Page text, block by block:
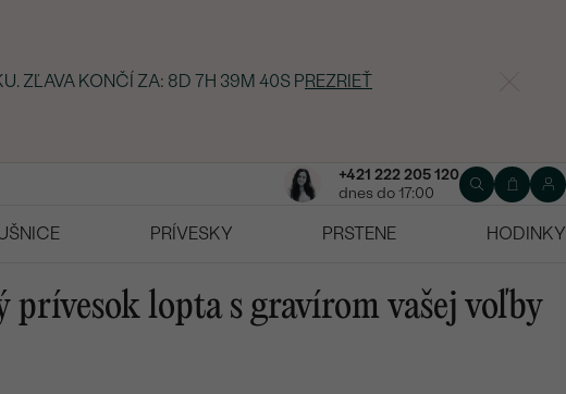
ZĽAVA KONČÍ ZA: 8D 7H 39M 39S PREZRIEŤ
+421 222 205 120
dnes do 17:00
PRÍVESKY PRSTENE
HODINKY
prívesok lopta s gravírom vašej voľby